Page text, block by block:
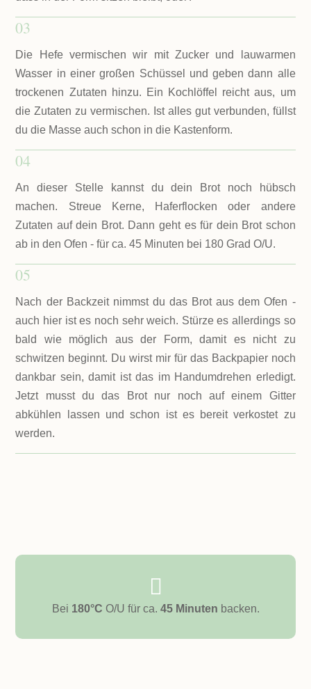
03
Die Hefe vermischen wir mit Zucker und lauwarmen
Wasser in einer großen Schüssel und geben dann alle
trockenen Zutaten hinzu. Ein Kochlöffel reicht aus, um
die Zutaten zu vermischen. Ist alles gut verbunden, füllst
du die Masse auch schon in die Kastenform.
04
An dieser Stelle kannst du dein Brot noch hübsch
machen. Streue Kerne, Haferflocken oder andere
Zutaten auf dein Brot. Dann geht es für dein Brot schon
ab in den Ofen - für ca. 45 Minuten bei 180 Grad O/U.
05
Nach der Backzeit nimmst du das Brot aus dem Ofen -
auch hier ist es noch sehr weich. Stürze es allerdings so
bald wie möglich aus der Form, damit es nicht zu
schwitzen beginnt. Du wirst mir für das Backpapier noch
dankbar sein, damit ist das im Handumdrehen erledigt.
Jetzt musst du das Brot nur noch auf einem Gitter
abkühlen lassen und schon ist es bereit verkostet zu
werden.

Bei 180°C O/U für ca. 45 Minuten backen.